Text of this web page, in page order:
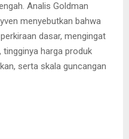
Analis Goldman
menyebutkan bahwa
dasar, mengingat
harga produk
serta skala guncangan